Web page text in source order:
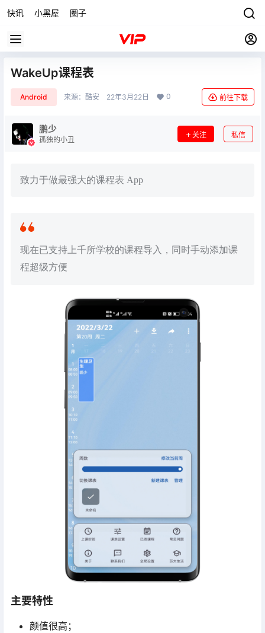
快讯 小黑屋 圈子
WakeUp课程表
Android 来源： 酷安 22年3月22日 0 前往下载
鹏少
孤独的小丑
关注 私信
致力于做最强大的课程表 App
现在已支持上千所学校的课程导入，同时手动添加课
程超级方便
主要特性
颜值很高；